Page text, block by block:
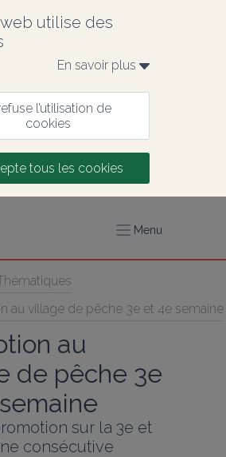
utilise des
En savoir plus
l’utilisation de
cookies
tous les cookies
Menu
au village de pêche 3e et 4e semaine
au
de pêche 3e
sur la 3e et
consécutive